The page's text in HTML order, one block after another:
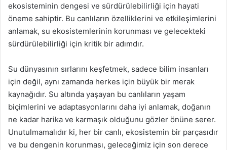
ekosisteminin dengesi ve sürdürülebilirliği için hayati
öneme sahiptir. Bu canlıların özelliklerini ve etkileşimlerini
anlamak, su ekosistemlerinin korunması ve gelecekteki
sürdürülebilirliği için kritik bir adımdır.
Su dünyasının sırlarını keşfetmek, sadece bilim insanları
için değil, aynı zamanda herkes için büyük bir merak
kaynağıdır. Su altında yaşayan bu canlıların yaşam
biçimlerini ve adaptasyonlarını daha iyi anlamak, doğanın
ne kadar harika ve karmaşık olduğunu gözler önüne serer.
Unutulmamalıdır ki, her bir canlı, ekosistemin bir parçasıdır
ve bu dengenin korunması, geleceğimiz için son derece